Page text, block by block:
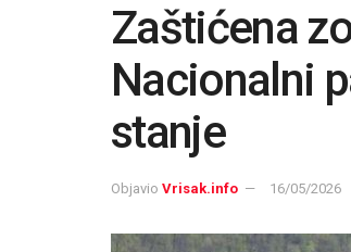
Zaštićena
Nacionalni
stanje
Objavio Vrisak.info 16/05/2026